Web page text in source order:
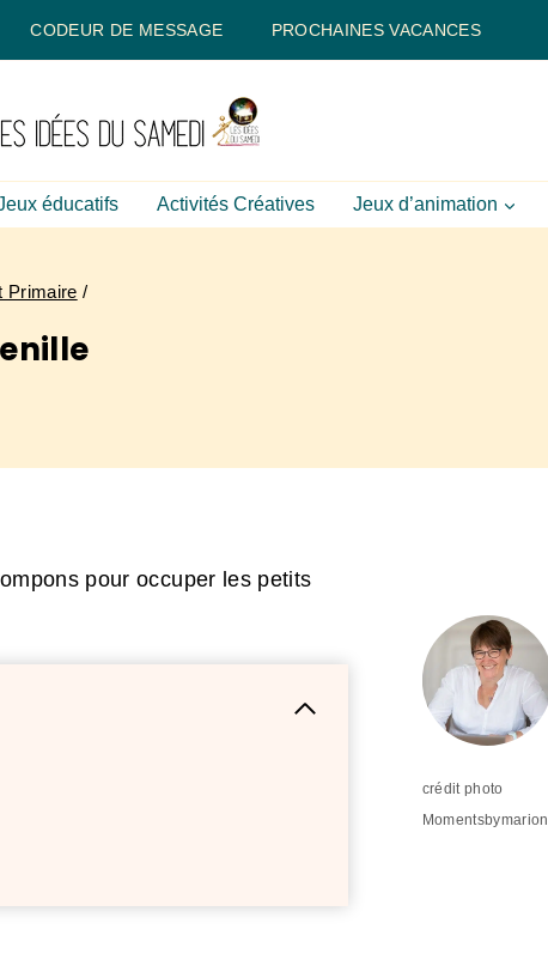
CODEUR DE MESSAGE PROCHAINES VACANCES
éducatifs Activités Créatives Jeux d’animation
Primaire /
pour occuper les petits
crédit photo
Momentsbymarion